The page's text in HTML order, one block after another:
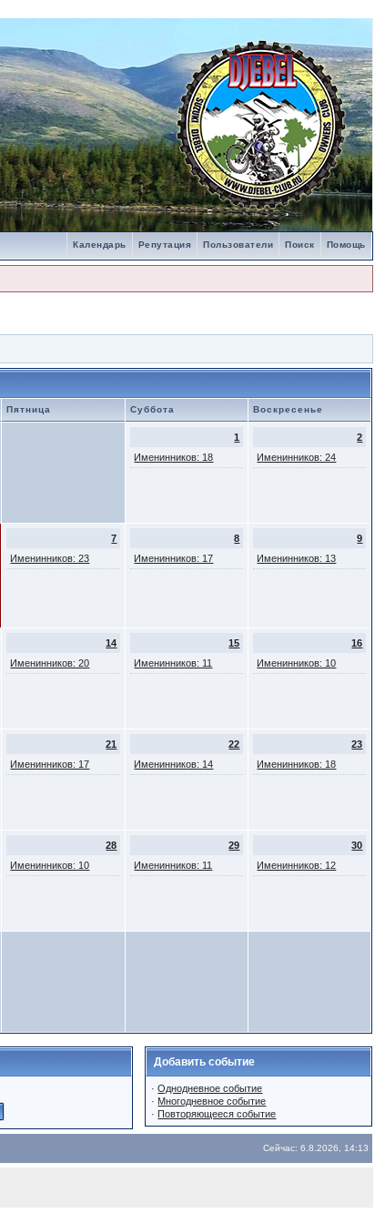
Помощь
Поиск
Пользователи
Репутация
Календарь
Пятница Суббота Воскресенье
1
Именинников: 18
2
Именинников: 24
7
Именинников: 23
8
Именинников: 17
9
Именинников: 13
14
Именинников: 20
15
Именинников: 11
16
Именинников: 10
21
Именинников: 17
22
Именинников: 14
23
Именинников: 18
28
Именинников: 10
29
Именинников: 11
30
Именинников: 12
Добавить событие
·Однодневное событие
· Многодневное событие
·Повторяющееся событие
Сейчас: 6.8.2026, 14:13